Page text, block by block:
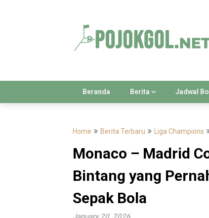
Beranda Berita Jadwal
Home Berita Terbaru Liga Champions
Monaco – Madrid
Bintang yang
Sepak Bola